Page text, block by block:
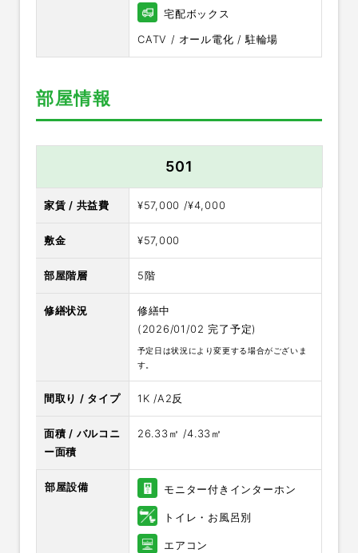
宅配ボックス
CATV / オール電化 / 駐輪場
部屋情報
501
家賃 / 共益費 ¥57,000 /¥4,000
敷金 ¥57,000
部屋階層 5階
修繕状況
修繕中
(2026/01/02 完了予定)
予定日は状況により変更する場合がございま
す。
間取り / タイプ 1K /A2反
面積 / バルコニ
ー面積
26.33㎡ /4.33㎡
部屋設備 モニター付きインターホン
トイレ・お風呂別
エアコン